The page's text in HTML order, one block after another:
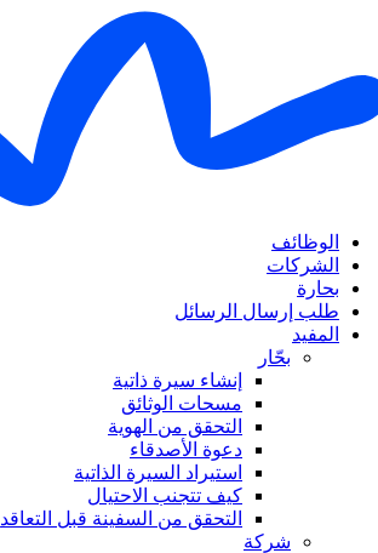
الوظائف
الشركات
بحارة
طلب إرسال الرسائل
المفيد
بحّار
إنشاء سيرة ذاتية
مسحات الوثائق
التحقق من الهوية
دعوة الأصدقاء
استيراد السيرة الذاتية
كيف تتجنب الاحتيال
التحقق من السفينة قبل التعاقد
شركة